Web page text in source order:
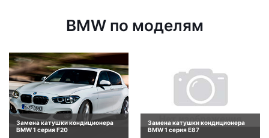
BMW по моделям
Замена катушки кондиционера
BMW 1 серия F20
Замена катушки кондиционера
BMW 1 серия E87